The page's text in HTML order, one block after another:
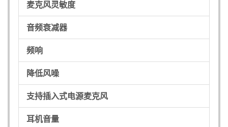
麦克风灵敏度
音频衰减器
频响
降低风噪
支持插入式电源麦克风
耳机音量